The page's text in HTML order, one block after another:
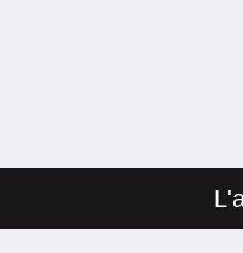
Ouvert du 10/08/
14/08/2026 de
12h00 et de